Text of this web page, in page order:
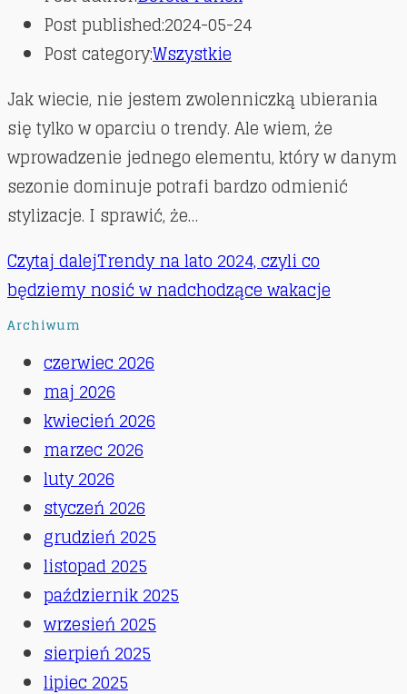
Post published:2024-05-24
Post category:Wszystkie
Jak wiecie, nie jestem zwolenniczką ubierania
się tylko w oparciu o trendy. Ale wiem, że
wprowadzenie jednego elementu, który w danym
sezonie dominuje potrafi bardzo odmienić
stylizacje. I sprawić, że…
Czytaj dalejTrendy na lato 2024, czyli co
będziemy nosić w nadchodzące wakacje
Archiwum
czerwiec 2026
maj 2026
kwiecień 2026
marzec 2026
luty 2026
styczeń 2026
grudzień 2025
listopad 2025
październik 2025
wrzesień 2025
sierpień 2025
lipiec 2025